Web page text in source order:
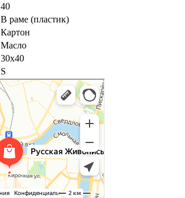
40
В раме (пластик)
Картон
Масло
30х40
S